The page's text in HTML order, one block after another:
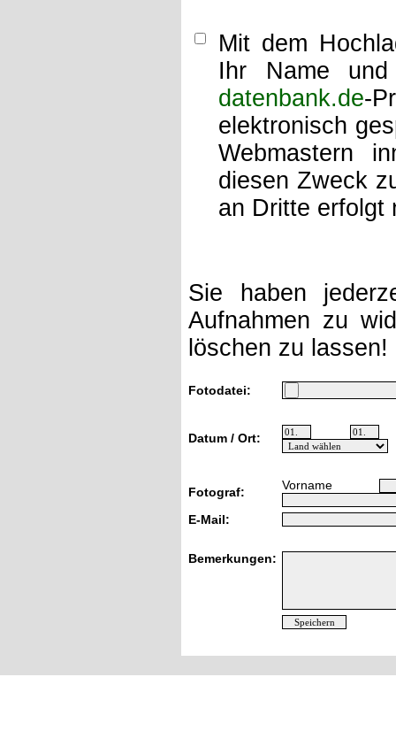
Mit dem
Ihr Name
datenbank.de-
elektronisch
Webmastern
diesen Zweck
an Dritte erfolgt
Sie haben
Aufnahmen zu
löschen zu
Fotodatei:
Datum / Ort:
Fotograf: Vorname
E-Mail:
Bemerkungen: